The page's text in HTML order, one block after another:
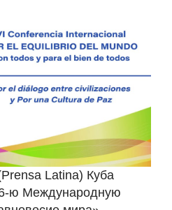
Latina) Куба
6-ю Международную